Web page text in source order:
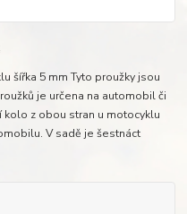
šířka 5 mm Tyto proužky jsou
je určena na automobil či
kolo z obou stran u motocyklu
V sadě je šestnáct